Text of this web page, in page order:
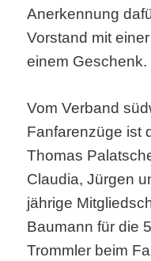
Anerkennung
Vorstand mit
einem Geschenk.
Vom Verband
Fanfarenzüge ist
Thomas
Claudia, Jürgen
jährige
Baumann für die
Trommler beim